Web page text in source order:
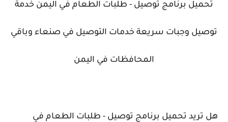
تحميل برنامج توصيل - طلبات الطعام في اليمن خدمة
توصيل وجبات سريعة خدمات التوصيل في صنعاء وباقي
المحافظات في اليمن
هل تريد تحميل برنامج توصيل - طلبات الطعام في